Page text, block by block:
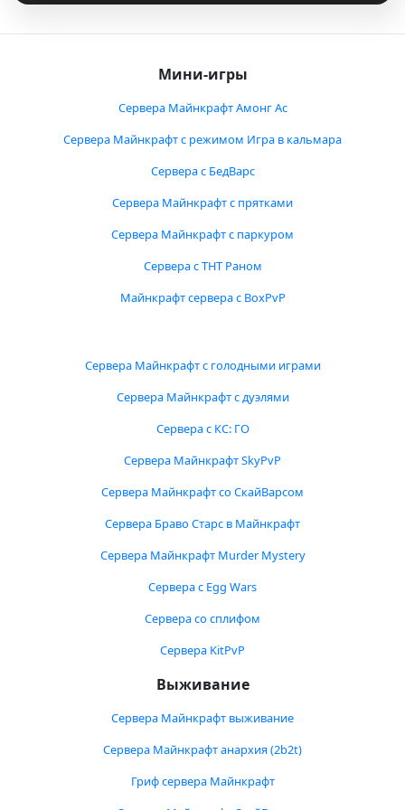
Мини-игры
Сервера Майнкрафт Амонг Ас
Сервера Майнкрафт с режимом Игра в кальмара
Сервера с БедВарс
Сервера Майнкрафт с прятками
Сервера Майнкрафт с паркуром
Сервера с ТНТ Раном
Майнкрафт сервера с BoxPvP
Сервера Майнкрафт с голодными играми
Сервера Майнкрафт с дуэлями
Сервера с КС: ГО
Сервера Майнкрафт SkyPvP
Сервера Майнкрафт со СкайВарсом
Сервера Браво Старс в Майнкрафт
Сервера Майнкрафт Murder Mystery
Сервера с Egg Wars
Сервера со сплифом
Сервера KitPvP
Выживание
Сервера Майнкрафт выживание
Сервера Майнкрафт анархия (2b2t)
Гриф сервера Майнкрафт